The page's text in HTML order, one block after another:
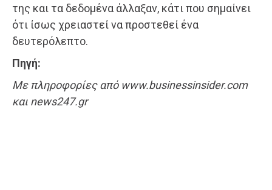
της και τα δεδομένα άλλαξαν, κάτι που σημαίνει
ότι ίσως χρειαστεί να προστεθεί ένα
δευτερόλεπτο.
Πηγή:
Με πληροφορίες από www.businessinsider.com
και news247.gr